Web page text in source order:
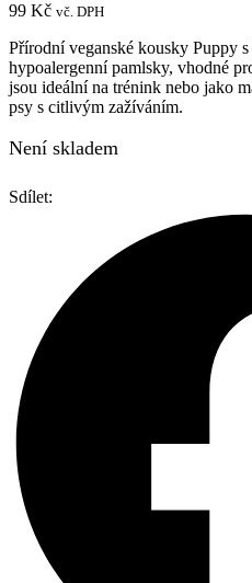
99 Kč vč. DPH
Přírodní veganské kousky Puppy
hypoalergenní pamlsky, vhodné
jsou ideální na trénink nebo jako
psy s citlivým zažíváním.
Není skladem
Sdílet: